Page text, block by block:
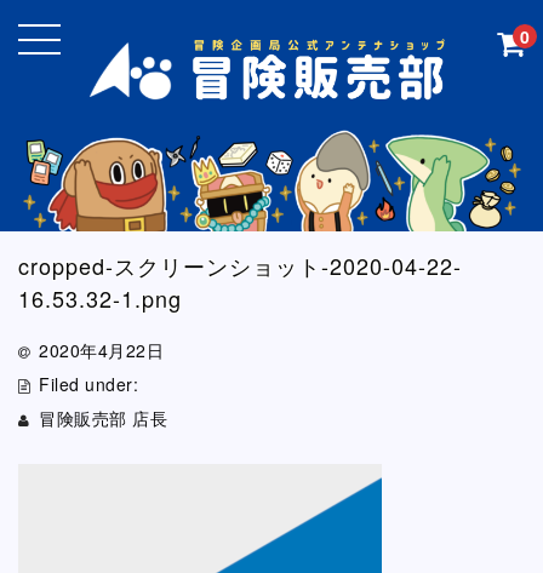
0
cropped-スクリーンショット-2020-04-22-
16.53.32-1.png
2020年4月22日
Filed under:
冒険販売部 店長